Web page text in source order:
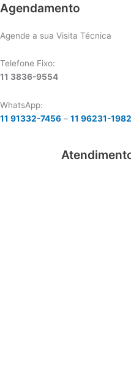
Agendamento
Agende a sua Visita Técnica
Telefone Fixo:
11 3836-9554
WhatsApp:
11 91332-7456 – 11 96231-1982